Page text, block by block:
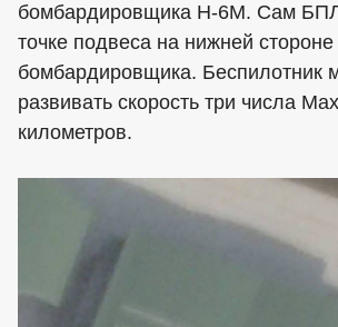
бомбардировщика H-6М. Сам
точке подвеса на нижней
бомбардировщика. Беспилотник
развивать скорость три числа
километров.